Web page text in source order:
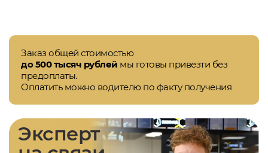
Заказ общей стоимостью
до 500 тысяч рублей мы готовы привезти без
предоплаты.
Оплатить можно водителю по факту получения
Эксперт